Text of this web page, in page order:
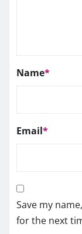
Name*
Email*
Save my
for the next